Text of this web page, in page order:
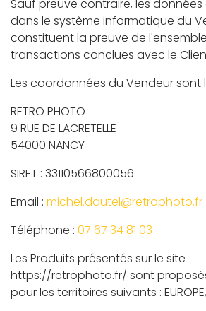
Sauf preuve contraire, les données
dans le système informatique du
constituent la preuve de
transactions conclues avec le
Les coordonnées du Vendeur sont
RETRO PHOTO
9 RUE DE LACRETELLE
54000 NANCY
SIRET : 33110566800056
Email : michel.dautel@retrophoto.fr
Téléphone : 07 67 34 81 03
Les Produits présentés sur le site
https://retrophoto.fr/ sont
pour les territoires suivants : EUROPE,